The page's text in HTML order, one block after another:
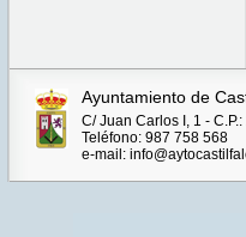
Ayuntamiento de
C/ Juan Carlos I, 1 -
Teléfono: 987 758 568
e-mail: